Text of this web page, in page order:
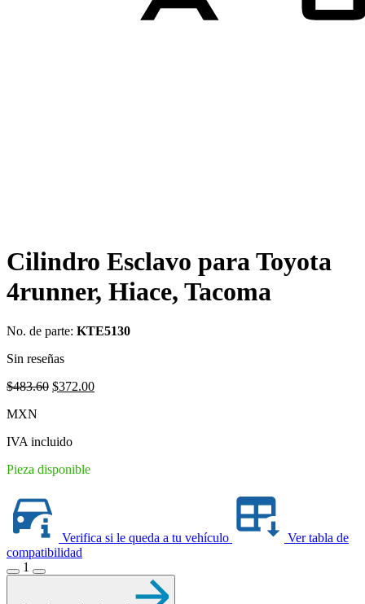
Cilindro Esclavo para Toyota
4runner, Hiace, Tacoma
No. de parte: KTE5130
Sin reseñas
$483.60 Original
$372.00Current
MXN
IVA incluido
Pieza disponible
Verifica si le queda a tu vehículo
Ver tabla de
compatibilidad
1